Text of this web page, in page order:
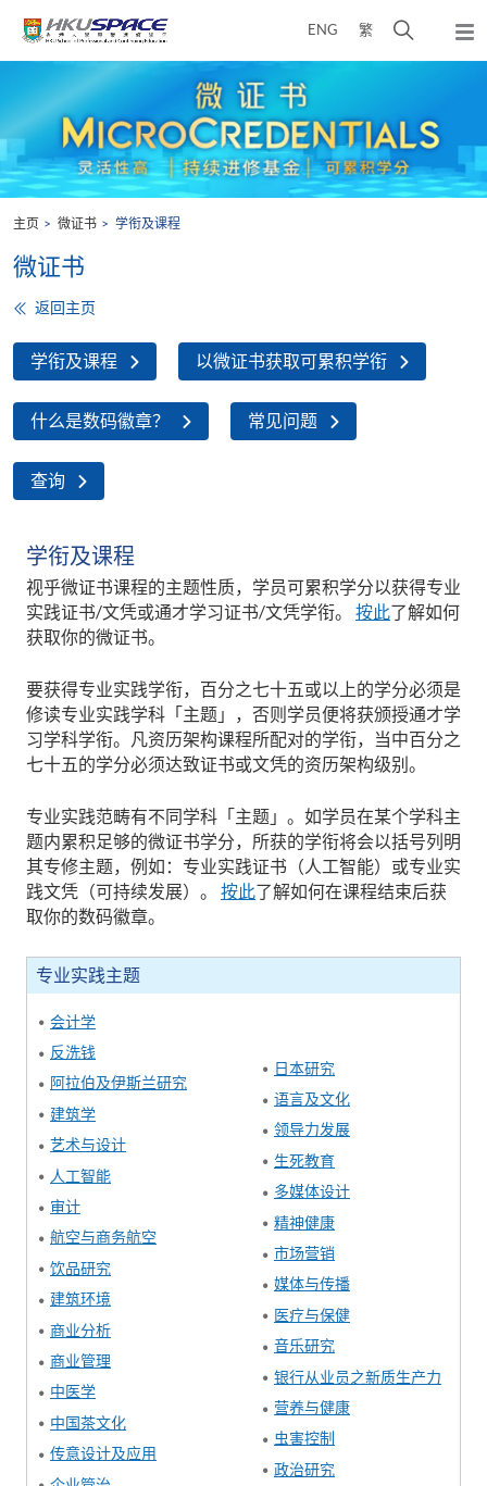
ENG 繁
开
介
面
弹
出
主页 微证书 学衔及课程
微证书
返回主页
学衔及课程 以微证书获取可累积学衔
什么是数码徽章？ 常见问题
查询
学衔及课程
视乎微证书课程的主题性质，学员可累积学分以获得专业
实践证书/文凭或通才学习证书/文凭学衔。 按此了解如何
获取你的微证书。
要获得专业实践学衔，百分之七十五或以上的学分必须是
修读专业实践学科「主题」，否则学员便将获颁授通才学
习学科学衔。凡资历架构课程所配对的学衔，当中百分之
七十五的学分必须达致证书或文凭的资历架构级别。
专业实践范畴有不同学科「主题」。如学员在某个学科主
题内累积足够的微证书学分，所获的学衔将会以括号列明
其专修主题，例如：专业实践证书（人工智能）或专业实
践文凭（可持续发展）。 按此了解如何在课程结束后获
取你的数码徽章。
专业实践主题
会计学
反洗钱
阿拉伯及伊斯兰研究
建筑学
艺术与设计
人工智能
审计
航空与商务航空
饮品研究
建筑环境
商业分析
商业管理
中医学
中国茶文化
传意设计及应用
日本研究
语言及文化
领导力发展
生死教育
多媒体设计
精神健康
市场营销
媒体与传播
医疗与保健
音乐研究
银行从业员之新质生产力
营养与健康
虫害控制
政治研究